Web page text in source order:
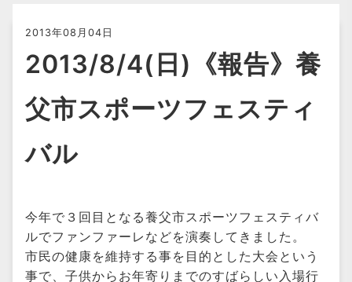
2013年08月04日
2013/8/4(日)《報告》養
父市スポーツフェスティ
バル
今年で３回目となる養父市スポーツフェスティバ
ルでファンファーレなどを演奏してきました。
市民の健康を維持する事を目的とした大会という
事で、子供からお年寄りまでのすばらしい入場行